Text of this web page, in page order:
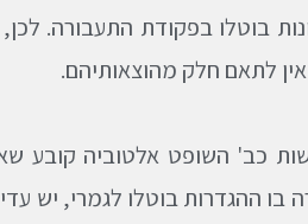
בוטלו בפקודת התעבורה.
לתאם חלק מהוצאותיהם.
כב' השופט אלטוביה קובע
בו ההגדרות בוטלו לגמרי, יש